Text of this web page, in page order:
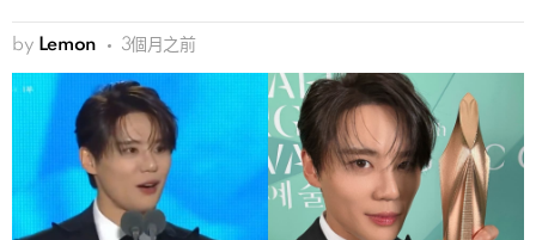
by Lemon 3個月之前